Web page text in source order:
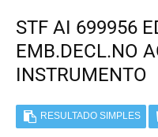
STF AI 699956
EMB.DECL.NO
INSTRUMENTO
RESULTADO SIMPLES